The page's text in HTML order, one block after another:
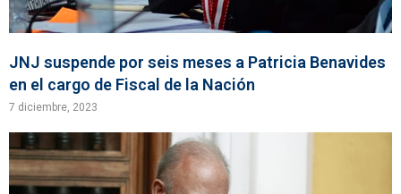
JNJ suspende por seis meses a Patricia Benavides
en el cargo de Fiscal de la Nación
7 diciembre, 2023